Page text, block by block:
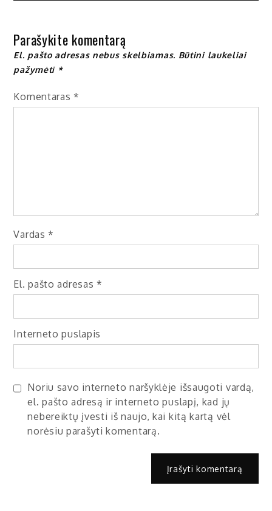
Parašykite komentarą
El. pašto adresas nebus skelbiamas. Būtini laukeliai
pažymėti *
Komentaras *
Vardas *
El. pašto adresas *
Interneto puslapis
Noriu savo interneto naršyklėje išsaugoti vardą,
el. pašto adresą ir interneto puslapį, kad jų
nebereiktų įvesti iš naujo, kai kitą kartą vėl
norėsiu parašyti komentarą.